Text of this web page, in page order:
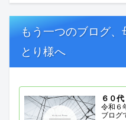
もう一つのブログ
とり様へ
６０
令和６
ブログ